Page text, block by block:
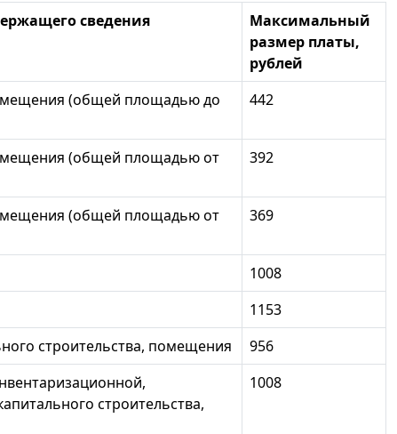
сведения
Максимальный
размер платы,
рублей
(общей площадью до
442
(общей площадью от
392
(общей площадью от
369
1008
1153
строительства, помещения
956
строительства,
1008